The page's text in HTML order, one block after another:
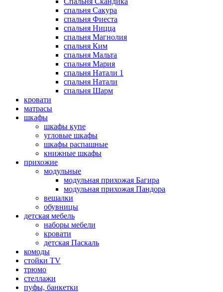
спальня Сакура
спальня Фиеста
спальня Ницца
спальня Магнолия
спальня Ким
спальня Мальта
спальня Мария
спальня Натали 1
спальня Натали
спальня Шарм
кровати
матрасы
шкафы
шкафы купе
угловые шкафы
шкафы распашные
книжные шкафы
прихожие
модульные
модульная прихожая Багира
модульная прихожая Пандора
вешалки
обувницы
детская мебель
наборы мебели
кровати
детская Паскаль
комоды
стойки TV
трюмо
стеллажи
пуфы, банкетки